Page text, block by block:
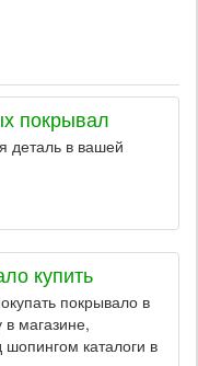
покрывал
деталь в вашей
купить
покрывало в
магазине,
каталоги в